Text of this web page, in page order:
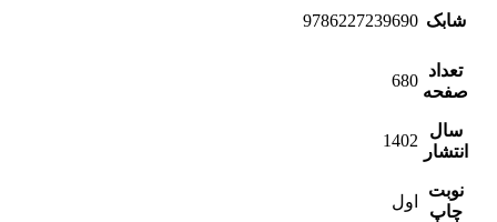
شابک 9786227239690
تعداد
صفحه
680
سال
انتشار
1402
نوبت
چاپ
اول